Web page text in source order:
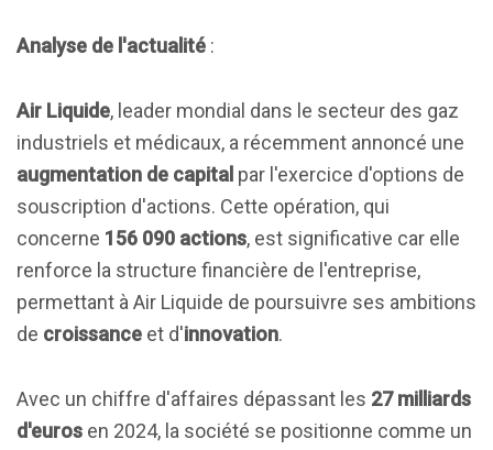
Analyse de l'actualité :
Air Liquide, leader mondial dans le secteur des gaz
industriels et médicaux, a récemment annoncé une
augmentation de capital par l'exercice d'options de
souscription d'actions. Cette opération, qui
concerne 156 090 actions, est significative car elle
renforce la structure financière de l'entreprise,
permettant à Air Liquide de poursuivre ses ambitions
de croissance et d'innovation.
Avec un chiffre d'affaires dépassant les 27 milliards
d'euros en 2024, la société se positionne comme un